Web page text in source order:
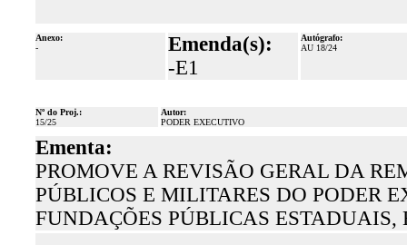
Anexo:
-
Emenda(s):
-E1
Autógrafo:
AU 18/24
Nº do Proj.:
15/25
Autor:
PODER EXECUTIVO
Ementa:
PROMOVE A REVISÃO GERAL DA
PÚBLICOS E MILITARES DO PODER
FUNDAÇÕES PÚBLICAS